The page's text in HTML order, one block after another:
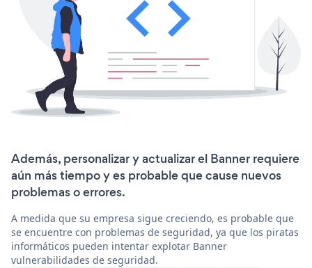
Además, personalizar y actualizar el Banner requiere
aún más tiempo y es probable que cause nuevos
problemas o errores.
A medida que su empresa sigue creciendo, es probable que
se encuentre con problemas de seguridad, ya que los piratas
informáticos pueden intentar explotar Banner
vulnerabilidades de seguridad.